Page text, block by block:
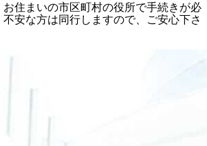
住まいの市区町村の役所で手続きが必
安な方は同行しますので、ご安心下さ